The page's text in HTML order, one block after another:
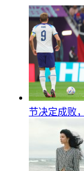
节决定成败